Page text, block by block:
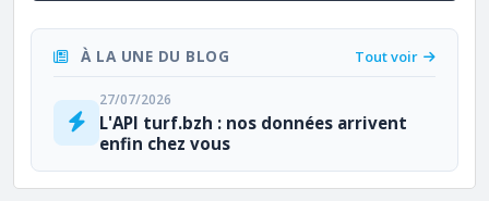
À LA UNE DU BLOG Tout voir
27/07/2026
L'API turf.bzh : nos données arrivent
enfin chez vous